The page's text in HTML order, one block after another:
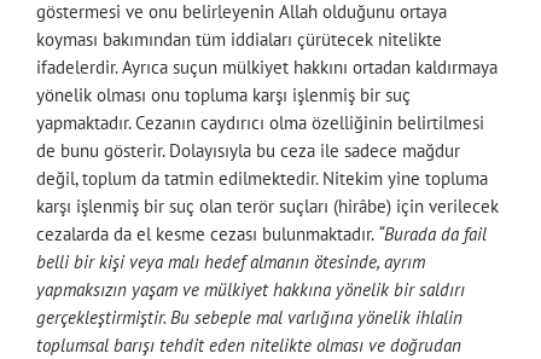
göstermesi ve onu belirleyenin Allah olduğunu ortaya
koyması bakımından tüm iddiaları çürütecek nitelikte
ifadelerdir. Ayrıca suçun mülkiyet hakkını ortadan kaldırmaya
yönelik olması onu topluma karşı işlenmiş bir suç
yapmaktadır. Cezanın caydırıcı olma özelliğinin belirtilmesi
de bunu gösterir. Dolayısıyla bu ceza ile sadece mağdur
değil, toplum da tatmin edilmektedir. Nitekim yine topluma
karşı işlenmiş bir suç olan terör suçları (hirâbe) için verilecek
cezalarda da el kesme cezası bulunmaktadır. “Burada da fail
belli bir kişi veya malı hedef almanın ötesinde, ayrım
yapmaksızın yaşam ve mülkiyet hakkına yönelik bir saldırı
gerçekleştirmiştir. Bu sebeple mal varlığına yönelik ihlalin
toplumsal barışı tehdit eden nitelikte olması ve doğrudan